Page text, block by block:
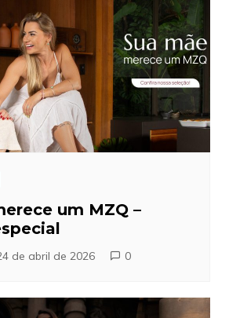
um MZQ –
de abril de 2026 0